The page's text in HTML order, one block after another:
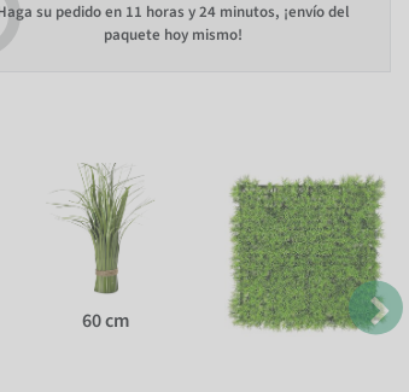
su pedido en 11 horas y 24 minutos, ¡envío del
paquete hoy mismo!
60 cm